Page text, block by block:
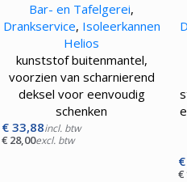
Bar- en Tafelgerei,
Drankservice, Isoleerkannen
Helios
kunststof buitenmantel,
voorzien van scharnierend
deksel voor eenvoudig
schenken
€33,88incl. btw
€28,00excl. btw
€
€